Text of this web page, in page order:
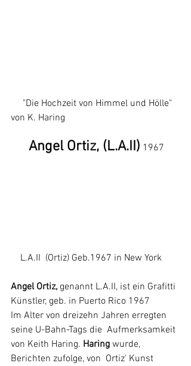
von K. Haring
Angel Ortiz, (L.A.II) 1967
    L.A.II  (Ortiz) Geb.1967 in New York
Angel Ortiz, genannt L.A.II, ist ein Grafitti
Künstler, geb. in Puerto Rico 1967
Im Alter von dreizehn Jahren erregten
seine U-Bahn-Tags die  Aufmerksamkeit
von Keith Haring. Haring wurde,
Berichten zufolge, von  Ortiz' Kunst